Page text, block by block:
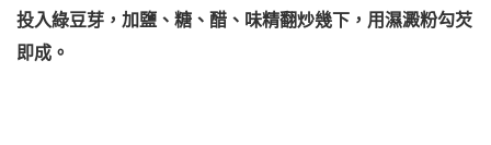
投入綠豆芽，加鹽、糖、醋、味精翻炒幾下，用濕澱粉勾芡
即成。